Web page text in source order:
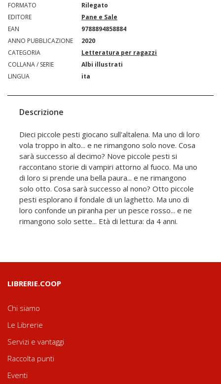
FORMATO
Rilegato
EDITORE
Pane e Sale
EAN
9788894858884
ANNO PUBBLICAZIONE
2020
CATEGORIA
Letteratura per ragazzi
COLLANA / SERIE
Albi illustrati
LINGUA
ita
Descrizione
Dieci piccole pesti giocano sull'altalena. Ma uno di loro
vola troppo in alto... e ne rimangono solo nove. Cosa
sarà successo al decimo? Nove piccole pesti si
raccontano storie di vampiri attorno al fuoco. Ma uno
di loro si prende una bella paura... e ne rimangono
solo otto. Cosa sarà successo al nono? Otto piccole
pesti esplorano il fondale di un laghetto. Ma uno di
loro confonde un piranha per un pesce rosso... e ne
rimangono solo sette... Età di lettura: da 4 anni.
LIBRERIE.COOP
Chi siamo
Le Librerie
Servizi e vantaggi
Raccolta punti
Eventi